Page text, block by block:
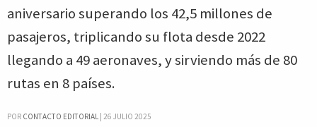
aniversario superando los 42,5 millones de
pasajeros, triplicando su flota desde 2022
llegando a 49 aeronaves, y sirviendo más de 80
rutas en 8 países.
POR CONTACTO EDITORIAL| 26 JULIO 2025